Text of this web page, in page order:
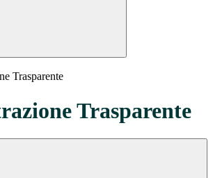
Trasparente
Trasparente